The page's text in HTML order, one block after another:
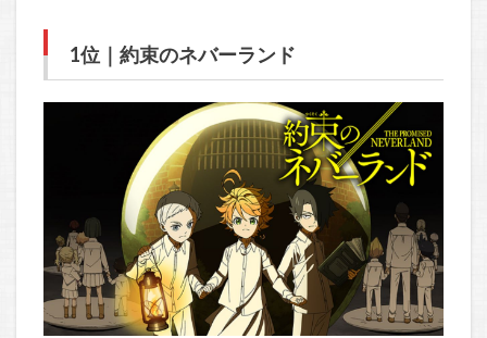
1位｜約束のネバーランド